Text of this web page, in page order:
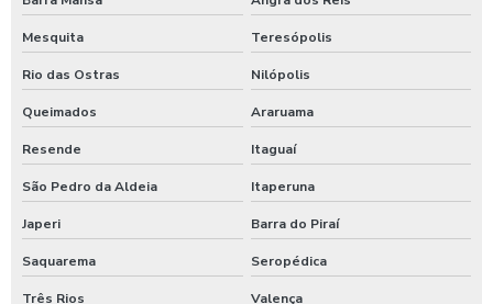
Higienização automotiva a seco
Higienização automotiva valor
Higienização automotiva a vapor
Higienização de carros preço
Higienização de carros valor
Lava rápido self service em posto de gasolina
Mesquita Teresópolis
Rio das Ostras Nilópolis
Queimados Araruama
Resende Itaguaí
São Pedro da Aldeia Itaperuna
Japeri Barra do Piraí
Saquarema Seropédica
Três Rios Valença